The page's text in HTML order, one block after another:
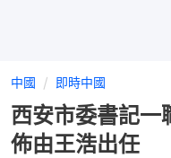
中國 即時中國
西安市委書記
佈由王浩出任